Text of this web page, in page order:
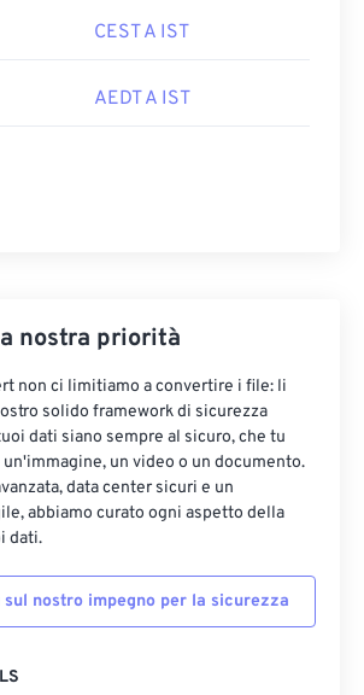
CEST A IST
AEDT A IST
nostra priorità
non ci limitiamo a convertire i file: li
solido framework di sicurezza
dati siano sempre al sicuro, che tu
un video o un documento.
data center sicuri e un
abbiamo curato ogni aspetto della
dati.
nostro impegno per la sicurezza